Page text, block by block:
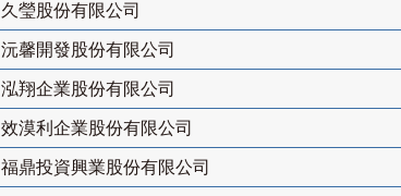
久瑩股份有限公司
沅馨開發股份有限公司
泓翔企業股份有限公司
效漠利企業股份有限公司
福鼎投資興業股份有限公司